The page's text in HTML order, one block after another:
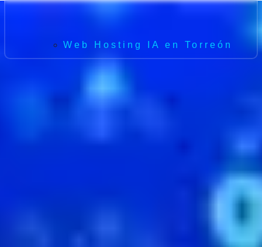
Web Hosting IA en Torreón